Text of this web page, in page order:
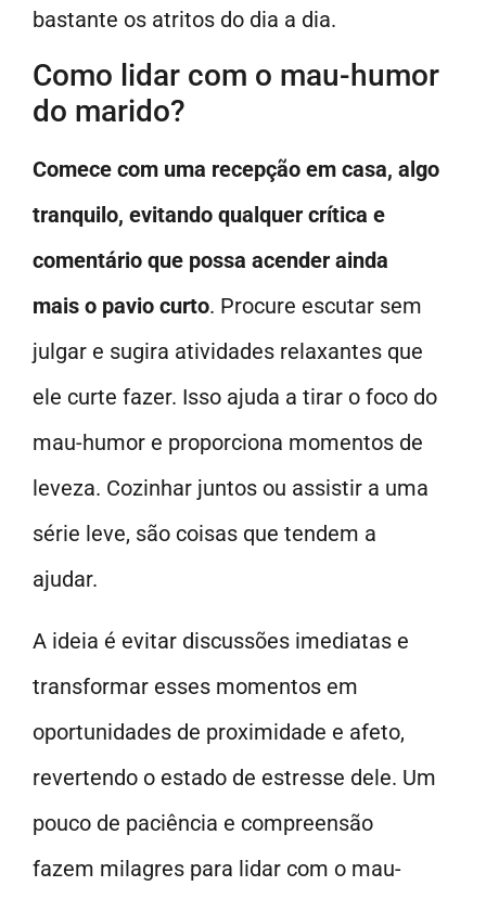
bastante os atritos do dia a dia.
Como lidar com o mau-humor
do marido?
Comece com uma recepção em casa, algo
tranquilo, evitando qualquer crítica e
comentário que possa acender ainda
mais o pavio curto. Procure escutar sem
julgar e sugira atividades relaxantes que
ele curte fazer. Isso ajuda a tirar o foco do
mau-humor e proporciona momentos de
leveza. Cozinhar juntos ou assistir a uma
série leve, são coisas que tendem a
ajudar.
A ideia é evitar discussões imediatas e
transformar esses momentos em
oportunidades de proximidade e afeto,
revertendo o estado de estresse dele. Um
pouco de paciência e compreensão
fazem milagres para lidar com o mau-